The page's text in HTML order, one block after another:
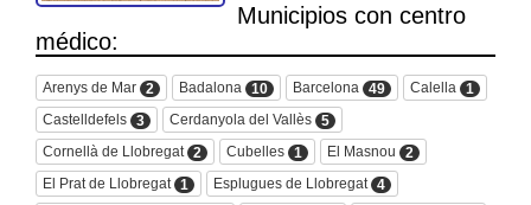
Municipios con centro
médico:
Arenys de Mar 2 Badalona 10 Barcelona 49 Calella
1
Castelldefels 3 Cerdanyola del Vallès 5
Cornellà de Llobregat 2 Cubelles 1 El Masnou
2
El Prat de Llobregat 1 Esplugues de Llobregat 4